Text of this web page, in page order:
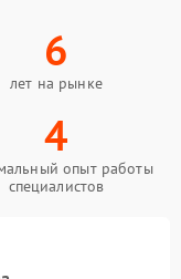
6
лет на рынке
4
опыт работы
специалистов